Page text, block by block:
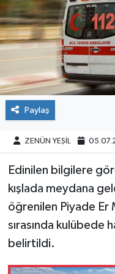
Paylaş
ZENÜN YEŞİL
Edinilen bilgilere
kışlada meydana
öğrenilen Piyade
sırasında kulübede
belirtildi.